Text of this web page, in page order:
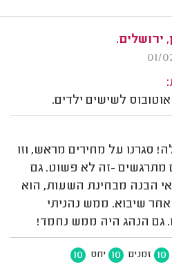
ירושלים.
לשישים ילדים.
סגרנו על מחירים מראש, וזו
מתרגשים -זה לא פשוט. גם
הבנה מבחינת השעות, הוא
אחר שיבוא. ממש נהניתי
גם הנהג היה ממש נחמד!
10 זמנים 10 יחס 10